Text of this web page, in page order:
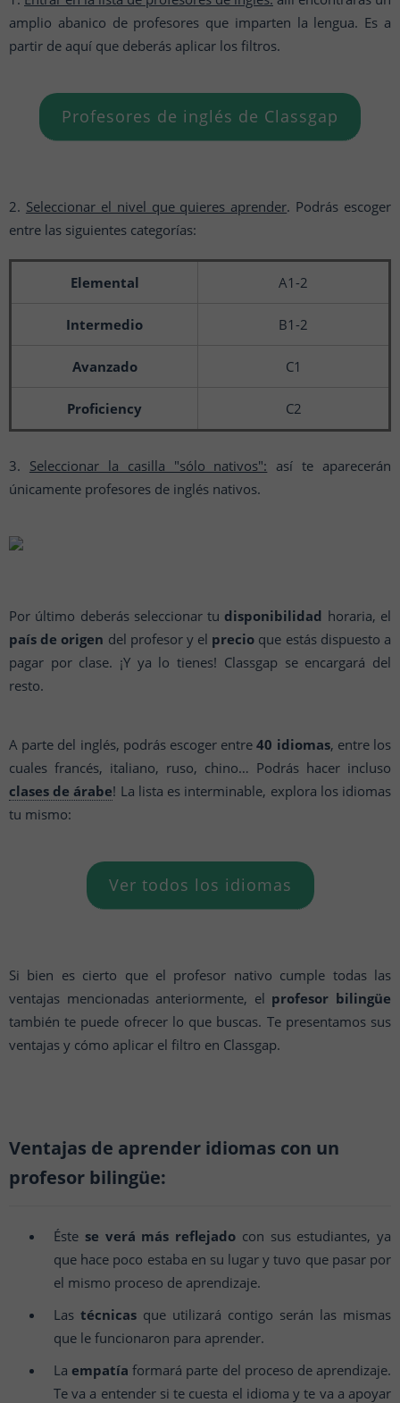
amplio abanico de profesores que imparten la lengua. Es a
partir de aquí que deberás aplicar los filtros.
Profesores de inglés de Classgap
2. Seleccionar el nivel que quieres aprender. Podrás escoger
entre las siguientes categorías:
Elemental A1-2
Intermedio B1-2
Avanzado C1
Proficiency C2
3. Seleccionar la casilla "sólo nativos": así te aparecerán
únicamente profesores de inglés nativos.
Por último deberás seleccionar tu disponibilidad horaria, el
país de origen del profesor y el precio que estás dispuesto a
pagar por clase. ¡Y ya lo tienes! Classgap se encargará del
resto.
A parte del inglés, podrás escoger entre 40 idiomas, entre los
cuales francés, italiano, ruso, chino… Podrás hacer incluso
clases de árabe! La lista es interminable, explora los idiomas
tu mismo:
Ver todos los idiomas
Si bien es cierto que el profesor nativo cumple todas las
ventajas mencionadas anteriormente, el profesor bilingüe
también te puede ofrecer lo que buscas. Te presentamos sus
ventajas y cómo aplicar el filtro en Classgap.
Ventajas de aprender idiomas con un
profesor bilingüe:
Éste se verá más reflejado con sus estudiantes, ya
que hace poco estaba en su lugar y tuvo que pasar por
el mismo proceso de aprendizaje.
Las técnicas que utilizará contigo serán las mismas
que le funcionaron para aprender.
La empatía formará parte del proceso de aprendizaje.
Te va a entender si te cuesta el idioma y te va a apoyar